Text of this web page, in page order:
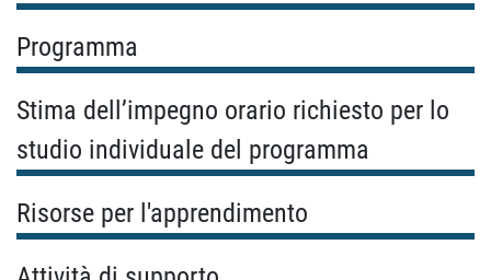
Programma
Stima dell’impegno orario richiesto per lo
studio individuale del programma
Risorse per l'apprendimento